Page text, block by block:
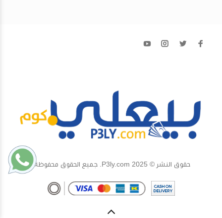
حقوق النشر © 2025 P3ly.com. جميع الحقوق محفوظة.